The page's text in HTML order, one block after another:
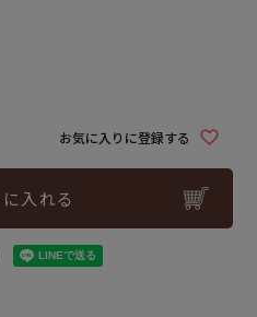
お気に入りに登録する
入れる